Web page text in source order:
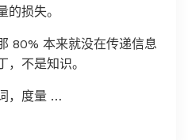
损失。
80% 本来就没在传递信息
不是知识。
，度量 …